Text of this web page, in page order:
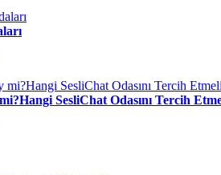
SesliChat Odasını Tercih